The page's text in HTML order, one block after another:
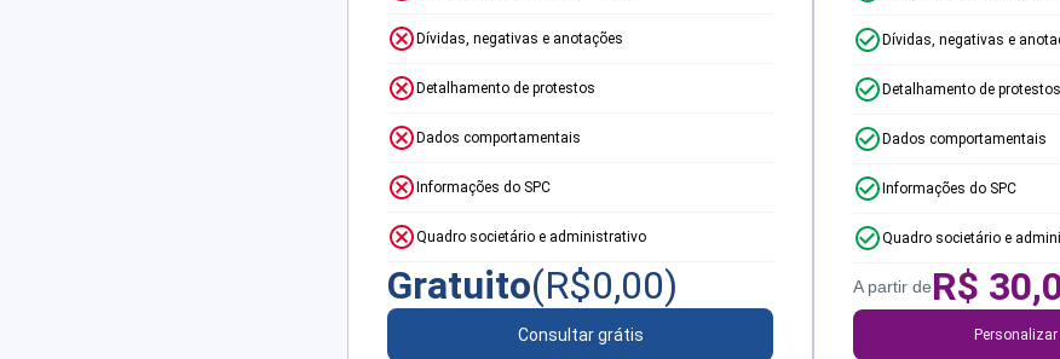
Dívidas, negativas e anotações
Detalhamento de protestos
Dados comportamentais
Informações do SPC
Quadro societário e administrativo
Gratuito(R$0,00)
Consultar grátis
Dívidas, negativas e
Detalhamento de protestos
Dados comportamentais
Informações do SPC
Quadro societário e
A partir deR$